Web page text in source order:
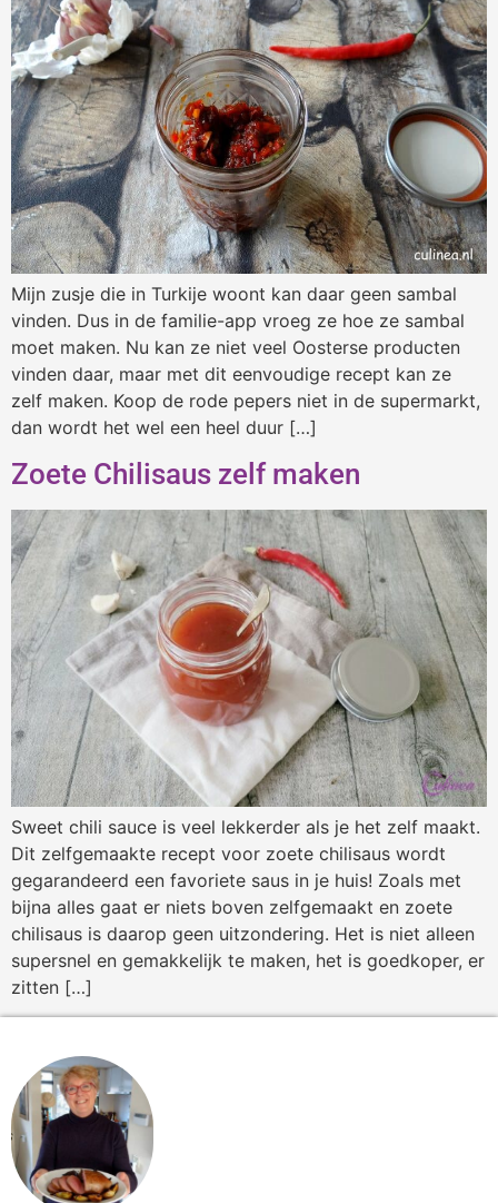
Mijn zusje die in Turkije woont kan daar geen sambal
vinden. Dus in de familie-app vroeg ze hoe ze sambal
moet maken. Nu kan ze niet veel Oosterse producten
vinden daar, maar met dit eenvoudige recept kan ze
zelf maken. Koop de rode pepers niet in de supermarkt,
dan wordt het wel een heel duur […]
Zoete Chilisaus zelf maken
Sweet chili sauce is veel lekkerder als je het zelf maakt.
Dit zelfgemaakte recept voor zoete chilisaus wordt
gegarandeerd een favoriete saus in je huis! Zoals met
bijna alles gaat er niets boven zelfgemaakt en zoete
chilisaus is daarop geen uitzondering. Het is niet alleen
supersnel en gemakkelijk te maken, het is goedkoper, er
zitten […]